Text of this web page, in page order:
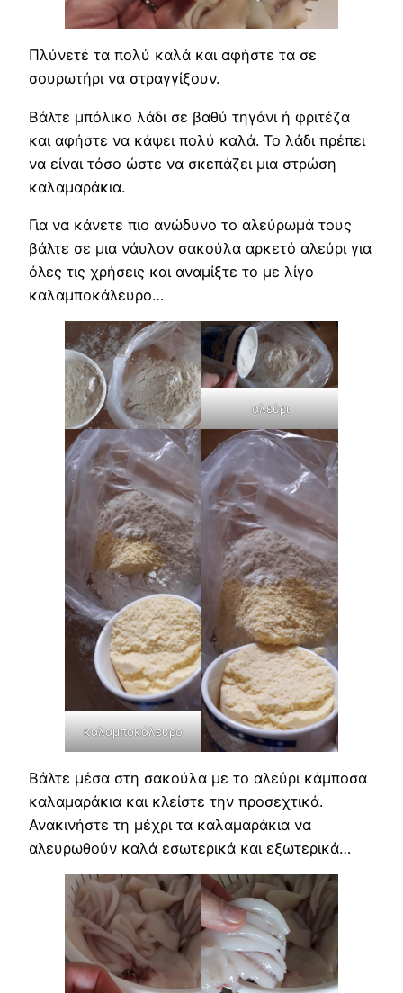
Πλύνετέ τα πολύ καλά και αφήστε τα σε
σουρωτήρι να στραγγίξουν.
Βάλτε μπόλικο λάδι σε βαθύ τηγάνι ή φριτέζα
και αφήστε να κάψει πολύ καλά. Το λάδι πρέπει
να είναι τόσο ώστε να σκεπάζει μια στρώση
καλαμαράκια.
Για να κάνετε πιο ανώδυνο το αλεύρωμά τους
βάλτε σε μια νάυλον σακούλα αρκετό αλεύρι για
όλες τις χρήσεις και αναμίξτε το με λίγο
καλαμποκάλευρο…
αλεύρι
καλαμποκάλευρο
Βάλτε μέσα στη σακούλα με το αλεύρι κάμποσα
καλαμαράκια και κλείστε την προσεχτικά.
Ανακινήστε τη μέχρι τα καλαμαράκια να
αλευρωθούν καλά εσωτερικά και εξωτερικά…